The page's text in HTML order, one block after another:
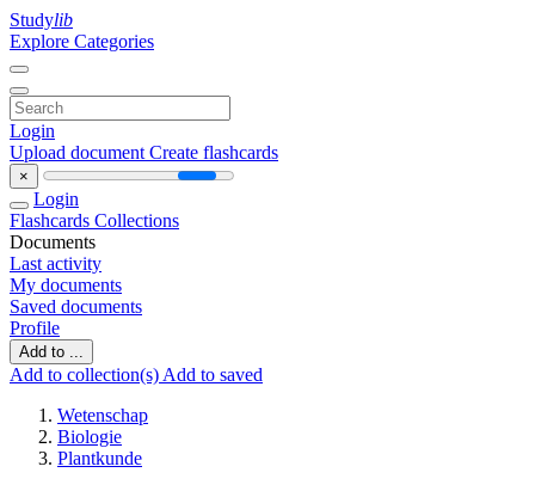
Studylib
Explore Categories
Login
Upload document Create flashcards
×
Login
Flashcards Collections
Documents
Last activity
My documents
Saved documents
Profile
Add to ...
Add to collection(s) Add to saved
Wetenschap
Biologie
Plantkunde